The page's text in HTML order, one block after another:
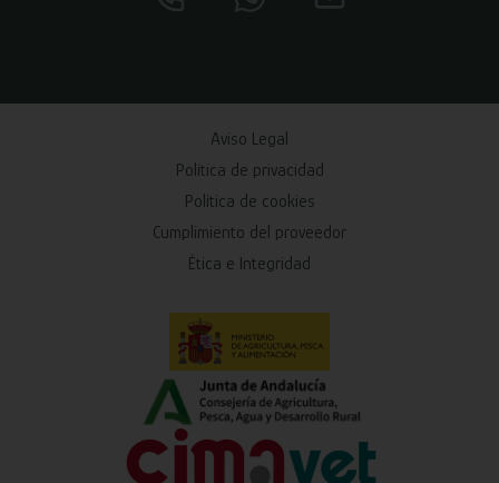
Aviso Legal
Política de privacidad
Política de cookies
Cumplimiento del proveedor
Ética e Integridad